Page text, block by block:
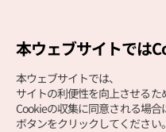
本ウェブサイトでは
本ウェブサイトでは、
サイトの利便性を向上させるた
Cookieの収集に同意される場合
ボタンをクリックしてください。